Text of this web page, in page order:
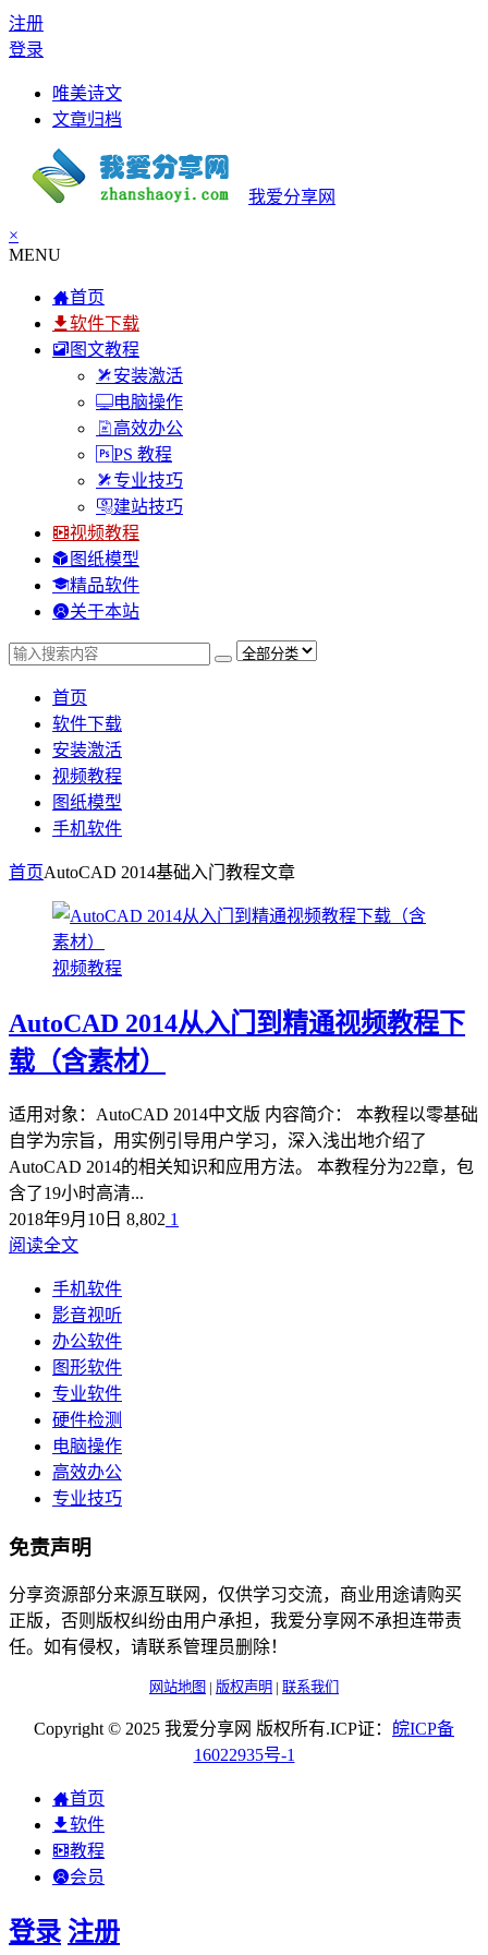
注册
登录
唯美诗文
文章归档
我爱分享网
×
MENU
首页
软件下载
图文教程
安装激活
电脑操作
高效办公
PS 教程
专业技巧
建站技巧
视频教程
图纸模型
精品软件
关于本站
首页
软件下载
安装激活
视频教程
图纸模型
手机软件
首页AutoCAD 2014基础入门教程文章
视频教程
AutoCAD 2014从入门到精通视频教程下
载（含素材）
适用对象：AutoCAD 2014中文版 内容简介： 本教程以零基础
自学为宗旨，用实例引导用户学习，深入浅出地介绍了
AutoCAD 2014的相关知识和应用方法。 本教程分为22章，包
含了19小时高清...
2018年9月10日 8,802 1
阅读全文
手机软件
影音视听
办公软件
图形软件
专业软件
硬件检测
电脑操作
高效办公
专业技巧
免责声明
分享资源部分来源互联网，仅供学习交流，商业用途请购买
正版，否则版权纠纷由用户承担，我爱分享网不承担连带责
任。如有侵权，请联系管理员删除！
网站地图 | 版权声明 | 联系我们
Copyright © 2025 我爱分享网 版权所有.ICP证： 皖ICP备
16022935号-1
首页
软件
教程
会员
登录 注册